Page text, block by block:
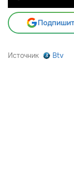
Источник Btv